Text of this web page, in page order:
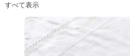
すべて表示